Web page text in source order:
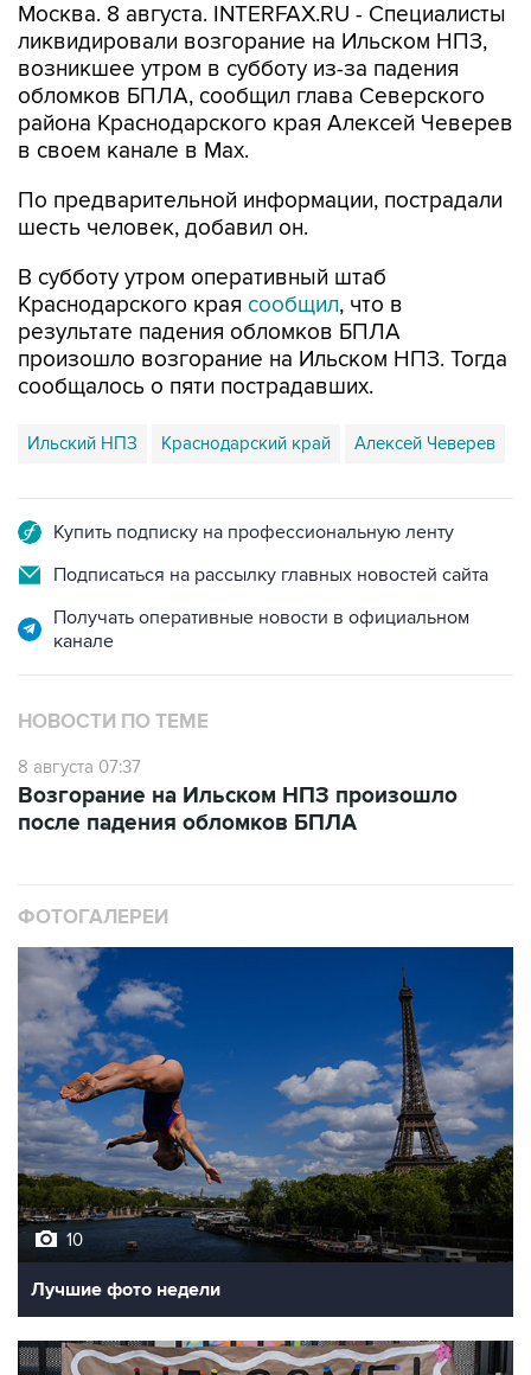
Москва. 8 августа. INTERFAX.RU - Специалисты
ликвидировали возгорание на Ильском НПЗ,
возникшее утром в субботу из-за падения
обломков БПЛА, сообщил глава Северского
района Краснодарского края Алексей Чеверев
в своем канале в Max.
По предварительной информации, пострадали
шесть человек, добавил он.
В субботу утром оперативный штаб
Краснодарского края сообщил, что в
результате падения обломков БПЛА
произошло возгорание на Ильском НПЗ. Тогда
сообщалось о пяти пострадавших.
Ильский НПЗ Краснодарский край Алексей Чеверев
Купить подписку на профессиональную ленту
Подписаться на рассылку главных новостей сайта
Получать оперативные новости в официальном
канале
НОВОСТИ ПО ТЕМЕ
8 августа 07:37
Возгорание на Ильском НПЗ произошло
после падения обломков БПЛА
ФОТОГАЛЕРЕИ
10
Лучшие фото недели